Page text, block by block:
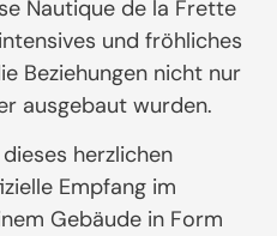
Nautique de la Frette
und fröhliches
Beziehungen nicht nur
ausgebaut wurden.
herzlichen
Empfang im
Gebäude in Form